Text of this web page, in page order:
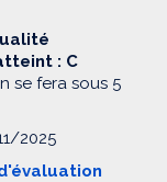
: C
se fera sous 5
2025